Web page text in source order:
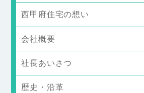
西甲府住宅の想い
会社概要
社長あいさつ
歴史・沿革